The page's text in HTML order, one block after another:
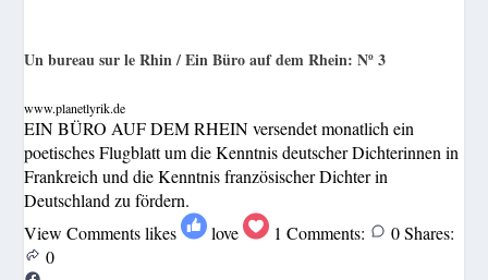
Un bureau sur le Rhin / Ein Büro auf dem Rhein: Nº 3
www.planetlyrik.de
EIN BÜRO AUF DEM RHEIN versendet monatlich ein
poetisches Flugblatt um die Kenntnis deutscher Dichterinnen in
Frankreich und die Kenntnis französischer Dichter in
Deutschland zu fördern.
View Comments likes love 1 Comments: 0 Shares:
0